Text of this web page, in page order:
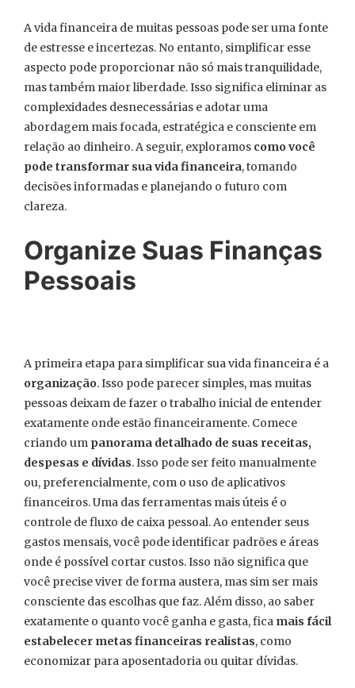
A vida financeira de muitas pessoas pode ser uma fonte
de estresse e incertezas. No entanto, simplificar esse
aspecto pode proporcionar não só mais tranquilidade,
mas também maior liberdade. Isso significa eliminar as
complexidades desnecessárias e adotar uma
abordagem mais focada, estratégica e consciente em
relação ao dinheiro. A seguir, exploramos como você
pode transformar sua vida financeira, tomando
decisões informadas e planejando o futuro com
clareza.
Organize Suas Finanças
Pessoais
A primeira etapa para simplificar sua vida financeira é a
organização. Isso pode parecer simples, mas muitas
pessoas deixam de fazer o trabalho inicial de entender
exatamente onde estão financeiramente. Comece
criando um panorama detalhado de suas receitas,
despesas e dívidas. Isso pode ser feito manualmente
ou, preferencialmente, com o uso de aplicativos
financeiros. Uma das ferramentas mais úteis é o
controle de fluxo de caixa pessoal. Ao entender seus
gastos mensais, você pode identificar padrões e áreas
onde é possível cortar custos. Isso não significa que
você precise viver de forma austera, mas sim ser mais
consciente das escolhas que faz. Além disso, ao saber
exatamente o quanto você ganha e gasta, fica mais fácil
estabelecer metas financeiras realistas, como
economizar para aposentadoria ou quitar dívidas.